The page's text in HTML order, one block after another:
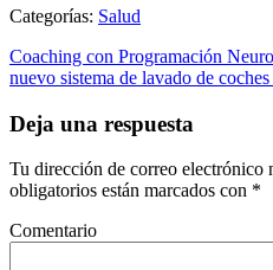
Categorías: Salud
Coaching con Programación
nuevo sistema de lavado de
Deja una respuesta
Tu dirección de correo electrónico
obligatorios están marcados con *
Comentario